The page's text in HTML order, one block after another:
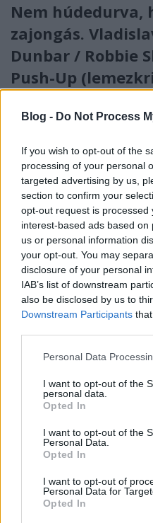
Blog - Do Not Process
If you wish to opt-out of the
processing of your personal
targeted advertising by us,
section to confirm your
opt-out request is processed
interest-based ads based
us or personal information
your opt-out. You may
disclosure of your personal
IAB’s list of downstream
also be disclosed by us to
Downstream Participants
Please note that this
not limited to your visit or
grant or deny consent to
use your data for below
consent section.
Personal Data
I want to opt-out of the
personal data.
Opted In
I want to opt-out of the
Personal Data.
Opted In
I want to opt-out of
Personal Data for
Opted In
Nem húdedurva,
zajongás.
Dunbar / Robbie
Push-Up
legendája közösködik a
ritmusszekciójával? Egy
amit simán élvezhetsz.
magazin 82.
Elektronikus
kísérletezések.
coffinshaker•2020. március 22.